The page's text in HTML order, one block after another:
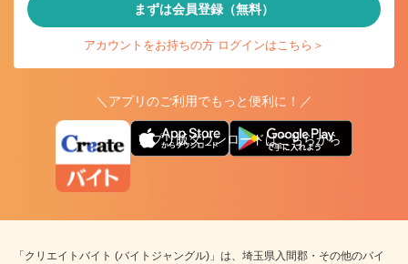
まずは会員登録（無料）
アカウントをお持ちの方 ログインはこちら＞
＼アプリのご利用でもっと便利に！／
アプリ版ダウンロードはこちらから
「クリエイトバイト (バイトジャングル)」は、埼玉県入間郡・その他のバイ